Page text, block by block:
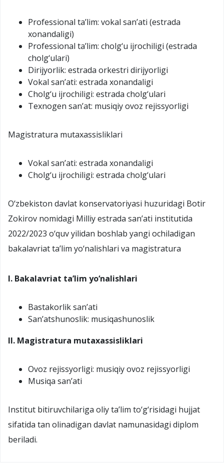
Professional ta’lim: vokal san’ati (estrada
xonandaligi)
Professional ta’lim: cholg‘u ijrochiligi (estrada
cholg‘ulari)
Dirijyorlik: estrada orkestri dirijyorligi
Vokal san’ati: estrada xonandaligi
Cholg‘u ijrochiligi: estrada cholg‘ulari
Texnogen san’at: musiqiy ovoz rejissyorligi
Magistratura mutaxassisliklari
Vokal san’ati: estrada xonandaligi
Cholg‘u ijrochiligi: estrada cholg‘ulari
O‘zbekiston davlat konservatoriyasi huzuridagi Botir
Zokirov nomidagi Milliy estrada san’ati institutida
2022/2023 o‘quv yilidan boshlab yangi ochiladigan
bakalavriat ta’lim yo‘nalishlari va magistratura
I. Bakalavriat ta’lim yo‘nalishlari
Bastakorlik san’ati
San’atshunoslik: musiqashunoslik
II. Magistratura mutaxassisliklari
Ovoz rejissyorligi: musiqiy ovoz rejissyorligi
Musiqa san’ati
Institut bitiruvchilariga oliy ta’lim to‘g‘risidagi hujjat
sifatida tan olinadigan davlat namunasidagi diplom
beriladi.